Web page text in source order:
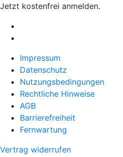
Jetzt kostenfrei anmelden.
Impressum
Datenschutz
Nutzungsbedingungen
Rechtliche Hinweise
AGB
Barrierefreiheit
Fernwartung
Vertrag widerrufen